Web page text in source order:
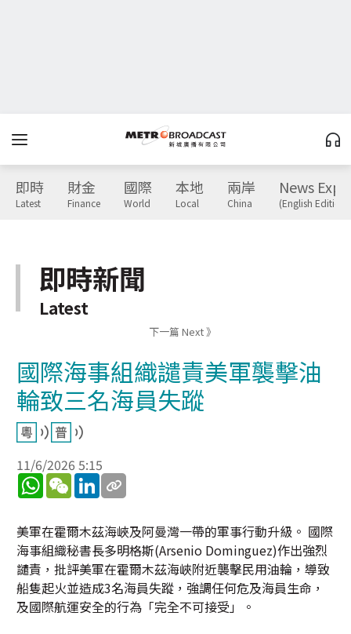
即時
Latest
財金
Finance
國際
World
本地
Local
兩岸
China
News
(English Edition)
即時新聞
Latest
下一篇 Next 》
國際海事組織譴責美軍襲擊油
輪致三名海員失蹤
11/6/2026 5:15
WhatsApp
WeChatLinkedIn
美軍在霍爾木茲海峽及阿曼灣一帶的軍事行動升級。 國際
海事組織秘書長多明格斯(Arsenio Dominguez)作出強烈
譴責，批評美軍在霍爾木茲海峽附近襲擊民用油輪，導致
船隻起火並造成3名海員失蹤，強調任何危及海員生命，
及國際航運安全的行為「完全不可接受」。